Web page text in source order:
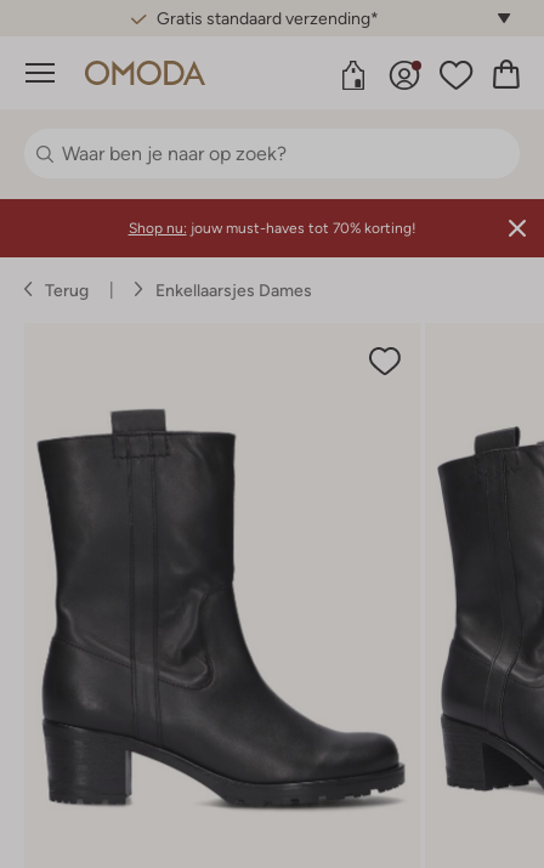
Gratis standaard verzending*
Menu
Shop nu: jouw must-haves tot 70% korting!
Terug Enkellaarsjes Dames